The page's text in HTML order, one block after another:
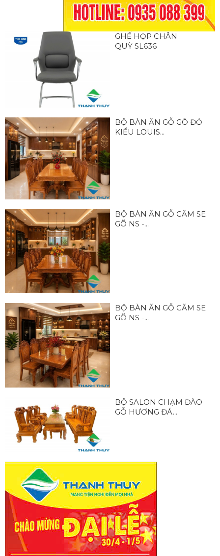
GHẾ HỌP CHÂN
QUỲ SL636
BỘ BÀN ĂN GỖ GÕ ĐỎ
KIỂU LOUIS...
BỘ BÀN ĂN GỖ CĂM SE
GÕ NS -...
BỘ BÀN ĂN GỖ CĂM SE
GÕ NS -...
BỘ SALON CHẠM ĐÀO
GỖ HƯƠNG ĐÁ...